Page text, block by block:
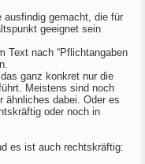
ausfindig gemacht, die für
geeignet sein
Text nach “Pflichtangaben
ganz konkret nur die
Meistens sind noch
ähnliches dabei. Oder es
oder noch in
es ist auch rechtskräftig: